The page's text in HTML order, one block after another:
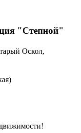
"Степной"
Оскол,